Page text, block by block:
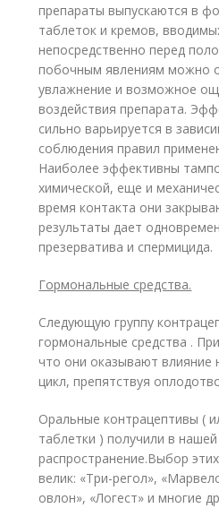
препараты выпускаются в
таблеток и кремов,
непосредственно перед
побочным явлениям можно
увлажнение и возможное
воздействия препарата.
сильно варьируется в
соблюдения правил
Наиболее эффективны
химической, еще и
время контакта они
результаты дает
презерватива и спермицида.
Гормональные средства.
Следующую группу
гормональные средства .
что они оказывают влияние
цикл, препятствуя
Оральные контрацептивы (
таблетки ) получили в
распространение.Выбор
велик: «Три-регол»,
овлон», «Логест» и многие